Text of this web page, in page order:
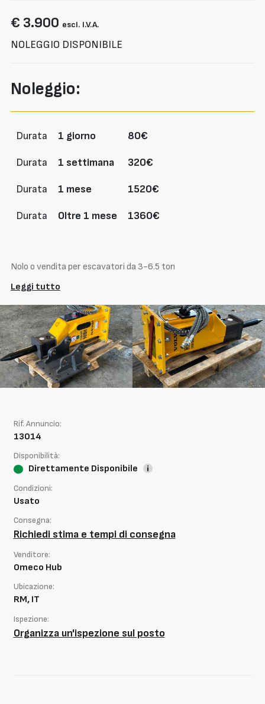
€ 3.900 escl. I.V.A.
NOLEGGIO DISPONIBILE
Noleggio:
Durata 1 giorno 80€
Durata 1 settimana 320€
Durata 1 mese 1520€
Durata Oltre 1 mese 1360€
Nolo o vendita per escavatori da 3-6.5 ton
Leggi tutto
Rif. Annuncio:
13014
Disponibilità:
Direttamente Disponibile
Condizioni:
Usato
Consegna:
Richiedi stima e tempi di consegna
Venditore:
Omeco Hub
Ubicazione:
RM, IT
Ispezione:
Organizza un'ispezione sul posto